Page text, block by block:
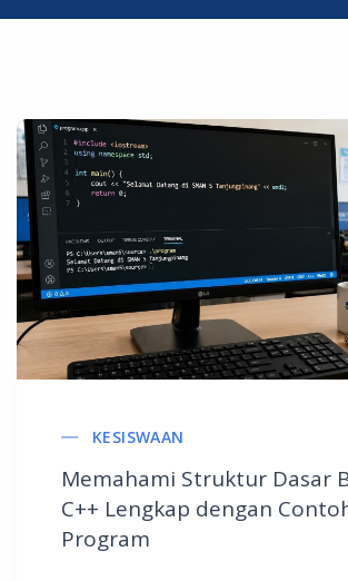
KESISWAAN
Memahami Struktur Dasar
C++ Lengkap dengan
Program